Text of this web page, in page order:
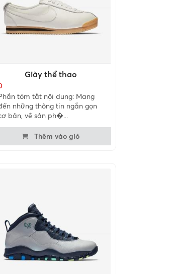
Giày thể thao
tóm tắt nội dung: Mang
những thông tin ngắn gọn
bản, về sản ph�...
Thêm vào giỏ